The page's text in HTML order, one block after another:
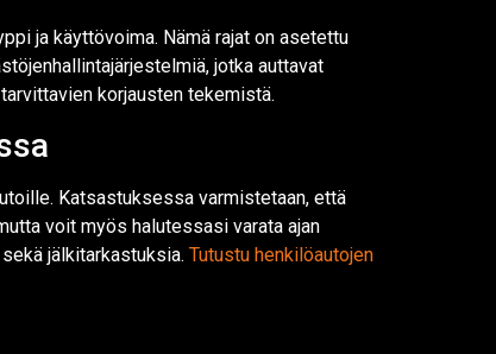
ja käyttövoima. Nämä rajat on asetettu
jotka auttavat
korjausten tekemistä.
Katsastuksessa varmistetaan, että
voit myös halutessasi varata ajan
jälkitarkastuksia. Tutustu henkilöautojen